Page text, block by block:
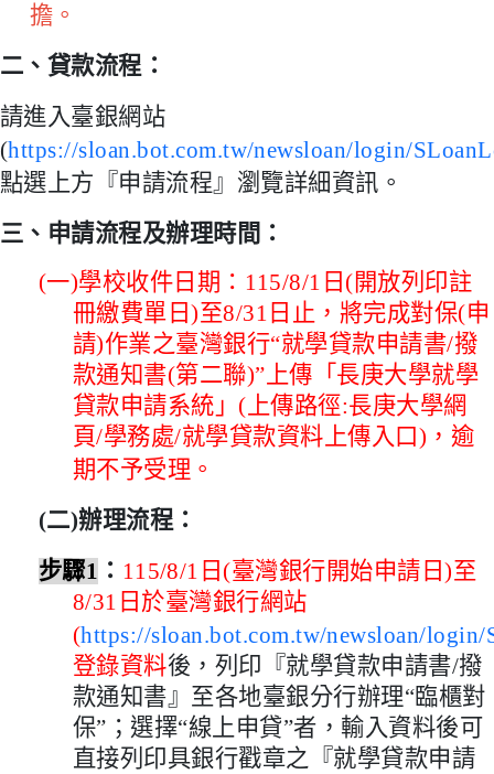
擔。
二、貸款流程：
請進入臺銀網站
(https://sloan.bot.com.tw/newsloan/login/
點選上方『申請流程』瀏覽詳細資訊。
三、申請流程及辦理時間：
(一)學校收件日期： 115/8/1 日 (開放列印註
冊繳費單日)至8/31 日止，將完成對保(申
請)作業之臺灣銀行“就學貸款申請書/撥
款通知書(第二聯)”上傳「長庚大學就學
貸款申請系統」 ( 上傳路徑:長庚大學網
頁/學務處/就學貸款資料上傳入口 ) ，逾
期不予受理。
(二)辦理流程：
步驟1 ： 115/8/1 日 (臺灣銀行開始申請 日)至
8/31 日於臺灣銀行網站
(https://sloan.bot.com.tw/newsloan/
登錄資料後，列印『就學貸款申請書/撥
款通知書』至各地臺銀分行辦理“臨櫃對
保”；選擇“線上申貸”者，輸入資料後可
直接列印具銀行戳章之『就學貸款申請